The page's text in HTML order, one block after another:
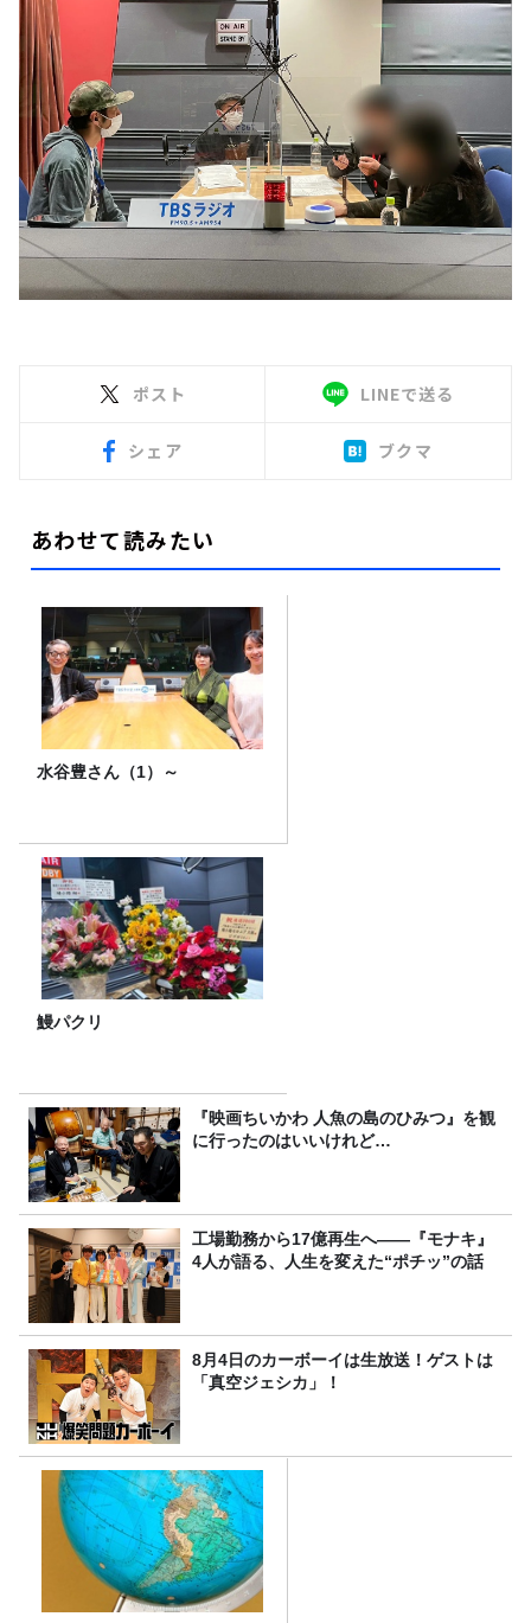
ポスト LINEで送る
シェア ブクマ
あわせて読みたい
水谷豊さん（1）～
鰻パクリ
『映画ちいかわ 人魚の島のひみつ』を観
に行ったのはいいけれど…
工場勤務から17億再生へ——『モナキ』
4人が語る、人生を変えた“ポチッ”の話
8月4日のカーボーイは生放送！ゲストは
「真空ジェシカ」！